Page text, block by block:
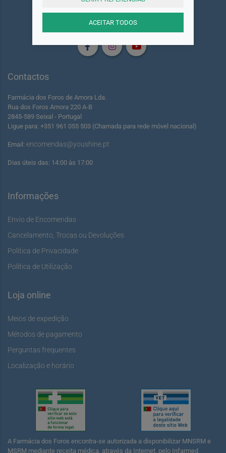
Siga-nos
Contactos
Farmácia dos Foros de Amora Lda.
Rua dos Foros Amora 220 A-B
2845-589 Seixal - Portugal
Ligue para: +351 961 055 503 (Chamada para rede móvel nacional)
Email: encomendas@youshine.pt
Dias úteis das: 14:00 às 17:00
Informações
Envio de Encomendas
Cancelamento, Trocas ou Devoluções
Política de Privacidade
Política de Utilização
Loja online
Meios de expedição
Métodos de pagamento
Perguntas frequentes
Localização e horário
A Farmácia dos Foros encontra-se autorizada a disponibilizar MNSRM e
MSRM mediante receita médica, através da Internet, pelo Infarmed
ACEITAR TODOS